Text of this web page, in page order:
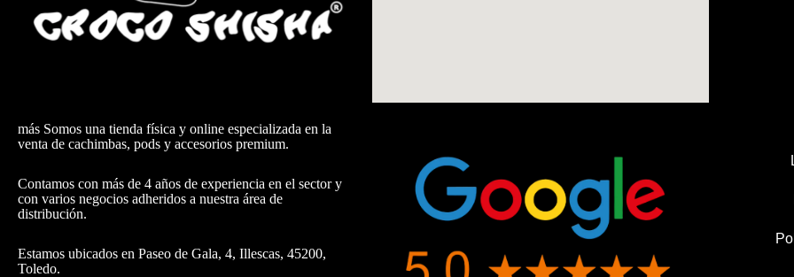
más Somos una tienda física y online especializada en la
venta de cachimbas, pods y accesorios premium.
Contamos con más de 4 años de experiencia en el sector y
con varios negocios adheridos a nuestra área de
distribución.
Estamos ubicados en Paseo de Gala, 4, Illescas, 45200,
Toledo.